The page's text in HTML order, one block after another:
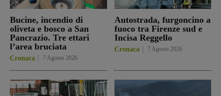
Bucine, incendio di
oliveta e bosco a San
Pancrazio. Tre ettari
l’area bruciata
Cronaca 7 Agosto 2026
Autostrada, furgoncino a
fuoco tra Firenze sud e
Incisa Reggello
Cronaca 7 Agosto 2026